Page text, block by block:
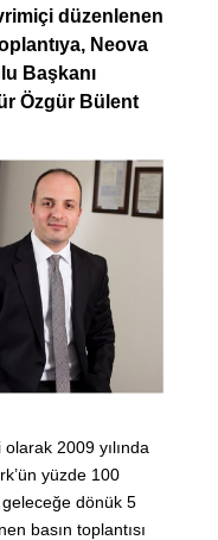
düzenlenen
Neova
Başkanı
Özgür Bülent
2009 yılında
yüzde 100
geleceğe dönük 5
basın toplantısı